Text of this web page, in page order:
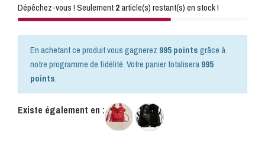
Dépêchez-vous ! Seulement2article(s) restant(s) en stock !
En achetant ce produit vous gagnerez 995 pointsgrâce à
notre programme de fidélité. Votre panier totalisera995
points.
Existe également en :